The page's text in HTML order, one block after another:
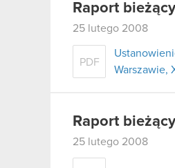
Raport
25 lutego 2008
PDF
Warszawie,
Raport
25 lutego 2008